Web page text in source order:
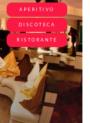
APERITIVO
DISCOTECA
RISTORANTE